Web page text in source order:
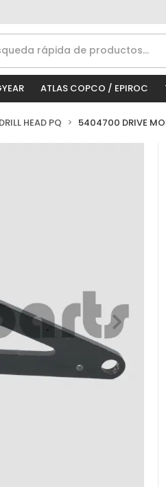
ATLAS COPCO / EPIROC
DRILL HEAD PQ 5404700 DRIVE